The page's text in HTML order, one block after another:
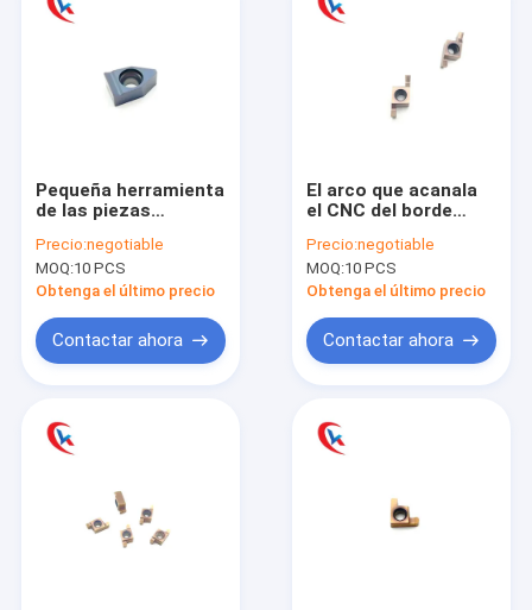
Productos
Sobre nosotros
Viaje de la fábrica
Pequeña herramienta
de las piezas
carburo industrial
que acanala los
partes movibles
Precio:negotiable
MOQ:10 PCS
Obtenga el último precio
Contactar ahora
El arco que acanala
el CNC del borde
para GER200-100DR
Carbide Grooving
Inserts
Precio:negotiable
MOQ:10 PCS
Obtenga el último precio
Contactar ahora